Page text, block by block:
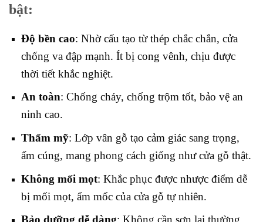
bật:
Độ bền cao: Nhờ cấu tạo từ thép chắc chắn, cửa
chống va đập mạnh. Ít bị cong vênh, chịu được
thời tiết khắc nghiệt.
An toàn: Chống cháy, chống trộm tốt, bảo vệ an
ninh cao.
Thẩm mỹ: Lớp vân gỗ tạo cảm giác sang trọng,
ấm cúng, mang phong cách giống như cửa gỗ thật.
Không mối mọt: Khắc phục được nhược điểm dễ
bị mối mọt, ẩm mốc của cửa gỗ tự nhiên.
Bảo dưỡng dễ dàng: Không cần sơn lại thường